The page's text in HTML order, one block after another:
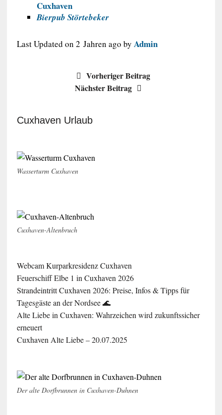
Cuxhaven
Bierpub Störtebeker
Last Updated on 2 Jahren ago by Admin
Vorheriger Beitrag
Nächster Beitrag
Cuxhaven Urlaub
Wasserturm Cuxhaven
Cuxhaven-Altenbruch
Webcam Kurparkresidenz Cuxhaven
Feuerschiff Elbe 1 in Cuxhaven 2026
Strandeintritt Cuxhaven 2026: Preise, Infos & Tipps für
Tagesgäste an der Nordsee 🌊
Alte Liebe in Cuxhaven: Wahrzeichen wird zukunftssicher
erneuert
Cuxhaven Alte Liebe – 20.07.2025
Der alte Dorfbrunnen in Cuxhaven-Duhnen